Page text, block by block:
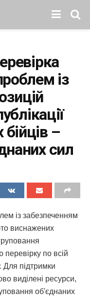
із
–
сил
із забезпеченням
виснажених
перевірку по всій
Для підтримки
виділені ресурси,
об'єднаних